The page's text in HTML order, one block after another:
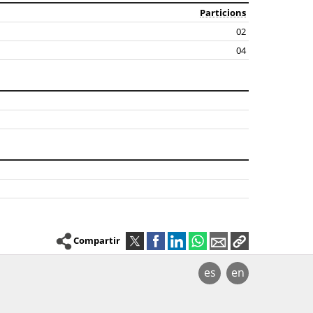
Particions
02
04
Compartir
es en